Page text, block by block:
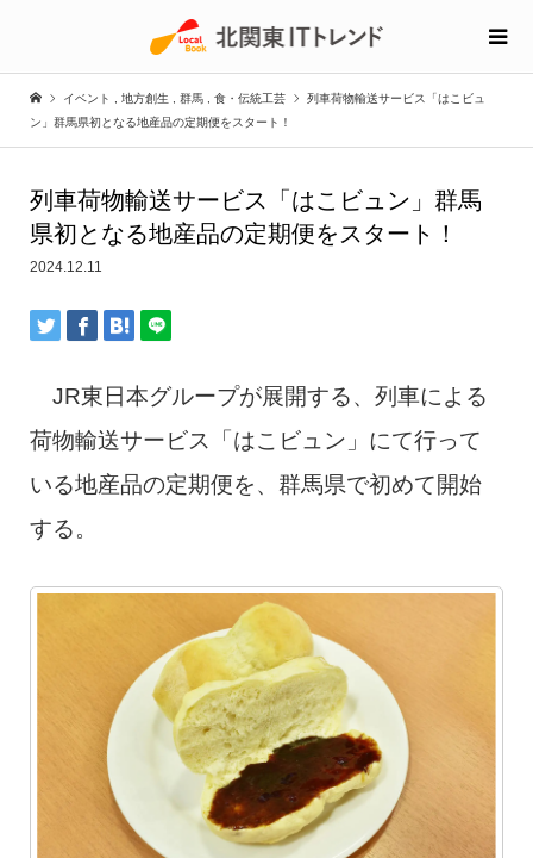
イベント 地方創生 群馬 食・伝統工芸
列車荷物輸送サービス「はこビュ
ン」群馬県初となる地産品の定期便をスタート！
列車荷物輸送サービス「はこビュン」群馬
県初となる地産品の定期便をスタート！
2024.12.11
JR東日本グループが展開する、列車による
荷物輸送サービス「はこビュン」にて行って
いる地産品の定期便を、群馬県で初めて開始
する。